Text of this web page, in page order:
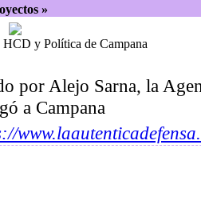
»
HCD y Política de Campana
por Alejo Sarna, la
a Campana